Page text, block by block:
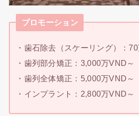
プロモーション
・歯石除去（スケーリング）：
・歯列部分矯正：3,000万VND～
・歯列全体矯正：5,000万VND～
・インプラント：2,800万VND～